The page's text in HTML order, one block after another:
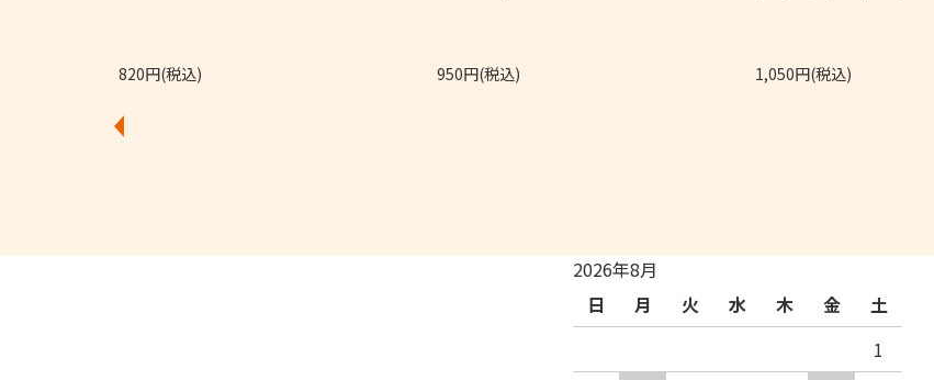
820円(税込) 950円(税込) 1,050円(税込)
2026年8月
日
月 火 水 木 金
土
1